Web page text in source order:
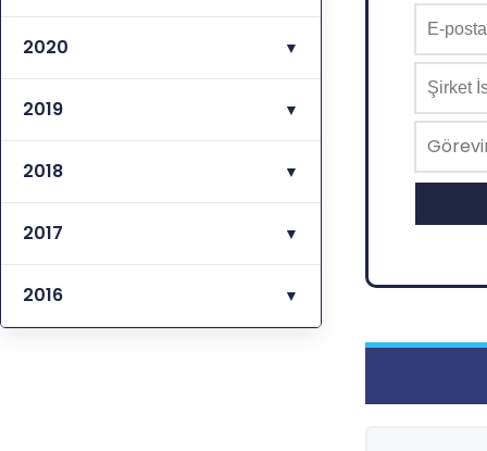
2020 ▼
2019 ▼
2018 ▼
2017 ▼
2016 ▼